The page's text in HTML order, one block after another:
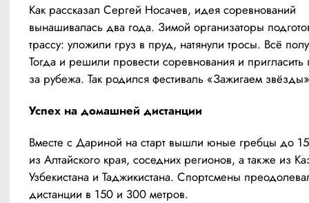
Как рассказал Сергей Носачев, идея соревнований
вынашивалась два года. Зимой организаторы
трассу: уложили груз в пруд, натянули тросы. Всё
Тогда и решили провести соревнования и пригласить
за рубежа. Так родился фестиваль «Зажигаем
Успех на домашней дистанции
Вместе с Дариной на старт вышли юные гребцы до
из Алтайского края, соседних регионов, а также из
Узбекистана и Таджикистана. Спортсмены
дистанции в 150 и 300 метров.